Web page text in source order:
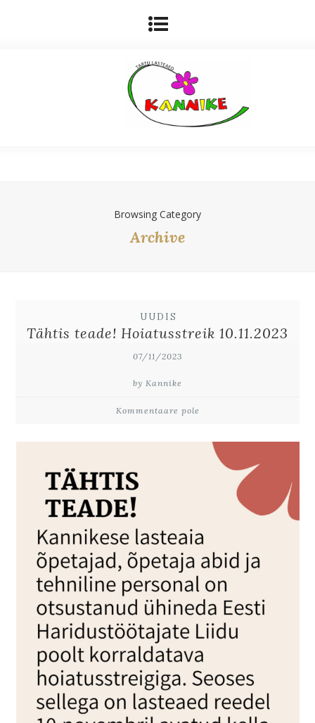
Browsing Category
Archive
UUDIS
Tähtis teade! Hoiatusstreik 10.11.2023
07/11/2023
by Kannike
Kommentaare pole